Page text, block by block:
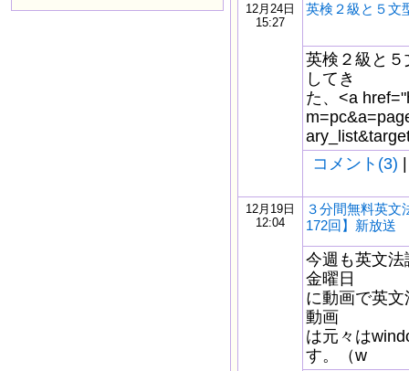
12月24日
15:27
英検２級と５文
英検２級と
してき
た、<a
コメント(3)
12月19日
12:04
３分間無料英文
172回】新放送
今週も英文
金曜日
に動画で英
動画
は元々は
す。（w